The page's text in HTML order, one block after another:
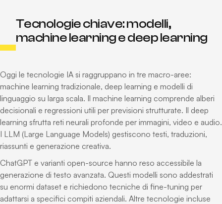
Tecnologie chiave: modelli,
machine learning e deep learning
Oggi le tecnologie IA si raggruppano in tre macro-aree:
machine learning tradizionale, deep learning e modelli di
linguaggio su larga scala. Il machine learning comprende alberi
decisionali e regressioni utili per previsioni strutturate. Il deep
learning sfrutta reti neurali profonde per immagini, video e audio.
I LLM (Large Language Models) gestiscono testi, traduzioni,
riassunti e generazione creativa.
ChatGPT e varianti open-source hanno reso accessibile la
generazione di testo avanzata. Questi modelli sono addestrati
su enormi dataset e richiedono tecniche di fine-tuning per
adattarsi a specifici compiti aziendali. Altre tecnologie incluse